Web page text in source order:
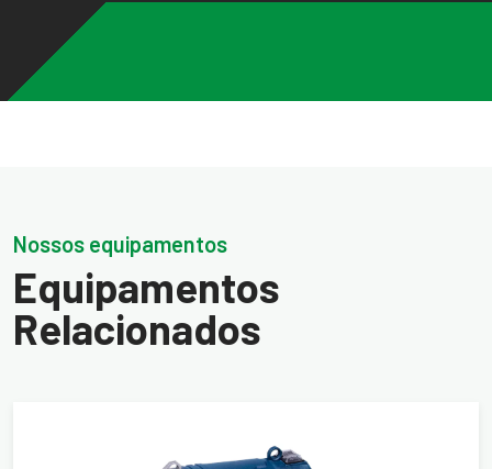
Nossos equipamentos
Equipamentos
Relacionados